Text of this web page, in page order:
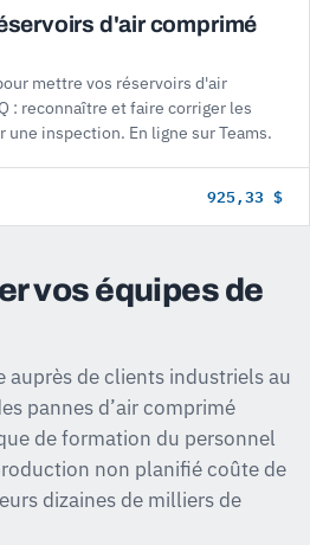
d'air comprimé
mettre vos réservoirs d'air
: reconnaître et faire corriger les
inspection. En ligne sur Teams.
925,33 $
vos équipes de
auprès de clients industriels au
pannes d’air comprimé
de formation du personnel
non planifié coûte de
dizaines de milliers de